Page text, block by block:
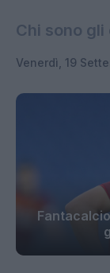
Chi sono
Venerdì, 19